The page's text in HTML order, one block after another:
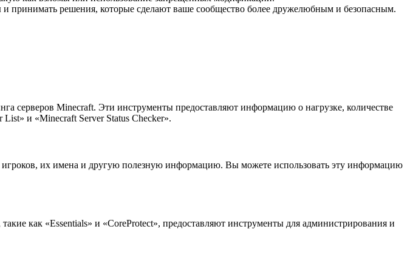
принимать решения, которые сделают ваше сообщество более дружелюбным и безопасным.
серверов Minecraft. Эти инструменты предоставляют информацию о нагрузке, количестве
и «Minecraft Server Status Checker».
игроков, их имена и другую полезную информацию. Вы можете использовать эту информацию
как «Essentials» и «CoreProtect», предоставляют инструменты для администрирования и